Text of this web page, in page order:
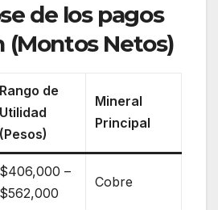
de los pagos
(Montos Netos)
Rango de
Utilidad
(Pesos)
Mineral
Principal
$406,000 –
$562,000
Cobre